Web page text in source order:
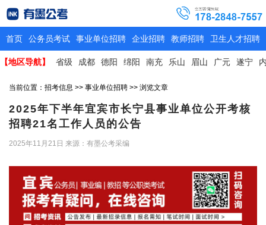
首页 公务员考试 事业单位招聘 企业招聘 教师招聘 卫生人才招聘
【地区导航】 省级 成都 德阳 绵阳 南充 乐山 眉山 广元 遂宁
当前位置： 招考信息 >> 事业单位招聘 >> 浏览文章
2025年下半年宜宾市长宁县事业单位公开考核
招聘21名工作人员的公告
2025年11月21日 来源：有墨公考采编